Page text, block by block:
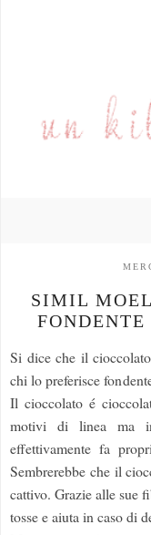
SIMIL
Si dice che il
chi lo preferisce
Il cioccolato é
motivi di linea ma
effettivamente fa
Sembrerebbe che il
cattivo. Grazie alle sue
tosse e aiuta in caso di